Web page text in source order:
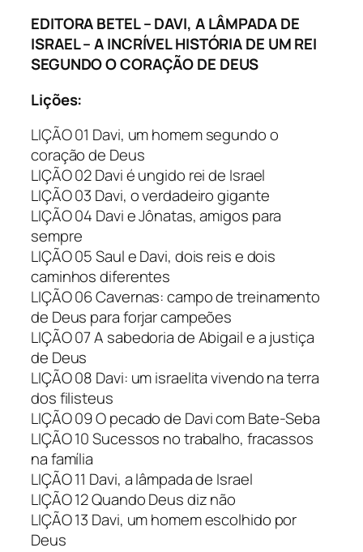
EDITORA BETEL – DAVI, A LÂMPADA DE
ISRAEL – A INCRÍVEL HISTÓRIA DE UM REI
SEGUNDO O CORAÇÃO DE DEUS
Lições:
LIÇÃO 01 Davi, um homem segundo o
coração de Deus
LIÇÃO 02 Davi é ungido rei de Israel
LIÇÃO 03 Davi, o verdadeiro gigante
LIÇÃO 04 Davi e Jônatas, amigos para
sempre
LIÇÃO 05 Saul e Davi, dois reis e dois
caminhos diferentes
LIÇÃO 06 Cavernas: campo de treinamento
de Deus para forjar campeões
LIÇÃO 07 A sabedoria de Abigail e a justiça
de Deus
LIÇÃO 08 Davi: um israelita vivendo na terra
dos filisteus
LIÇÃO 09 O pecado de Davi com Bate-Seba
LIÇÃO 10 Sucessos no trabalho, fracassos
na família
LIÇÃO 11 Davi, a lâmpada de Israel
LIÇÃO 12 Quando Deus diz não
LIÇÃO 13 Davi, um homem escolhido por
Deus